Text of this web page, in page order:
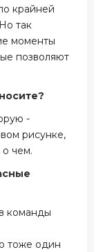
крайней
так
моменты
позволяют
-
рисунке,
чем.
команды
тоже один